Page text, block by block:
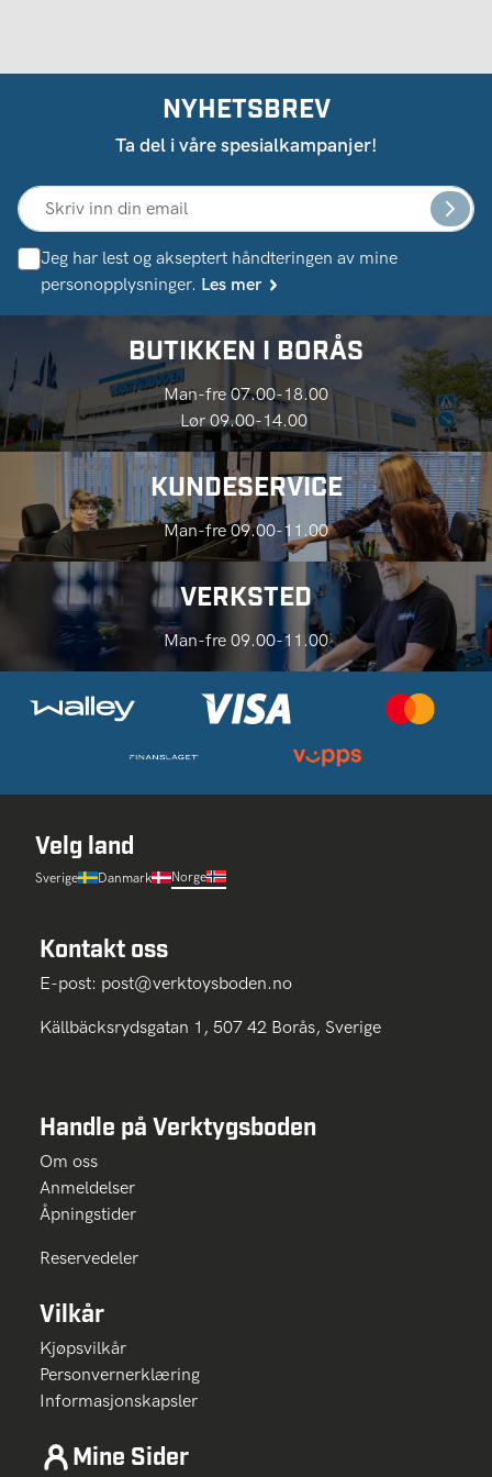
NYHETSBREV
Ta del i våre spesialkampanjer!
Jeg har lest og akseptert håndteringen av mine
personopplysninger. Les mer
BUTIKKEN I BORÅS
Man-fre 07.00-18.00
Lør 09.00-14.00
KUNDESERVICE
Man-fre 09.00-11.00
VERKSTED
Man-fre 09.00-11.00
Velg land
Sverige Danmark Norge
Kontakt oss
E-post: post@verktoysboden.no
Källbäcksrydsgatan 1, 507 42 Borås, Sverige
Handle på Verktygsboden
Om oss
Anmeldelser
Åpningstider
Reservedeler
Vilkår
Kjøpsvilkår
Personvernerklæring
Informasjonskapsler
Mine Sider